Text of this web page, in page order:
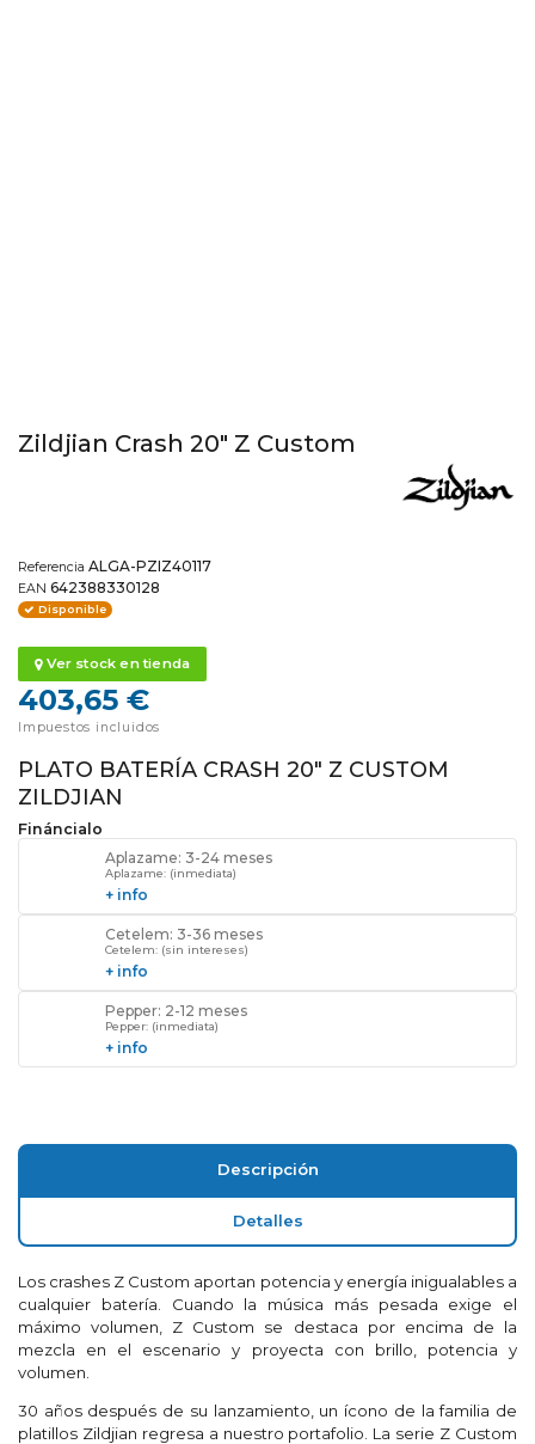
Zildjian Crash 20" Z Custom
Referencia ALGA-PZIZ40117
EAN 642388330128
Disponible
Ver stock en tienda
403,65 €
Impuestos incluidos
PLATO BATERÍA CRASH 20" Z CUSTOM
ZILDJIAN
Fináncialo
Aplazame: 3-24 meses
Aplazame: (inmediata)
+ info
Cetelem: 3-36 meses
Cetelem: (sin intereses)
+ info
Pepper: 2-12 meses
Pepper: (inmediata)
+ info
Descripción
Detalles
Los crashes Z Custom aportan potencia y energía inigualables a
cualquier batería. Cuando la música más pesada exige el
máximo volumen, Z Custom se destaca por encima de la
mezcla en el escenario y proyecta con brillo, potencia y
volumen.
30 años después de su lanzamiento, un ícono de la familia de
platillos Zildjian regresa a nuestro portafolio. La serie Z Custom